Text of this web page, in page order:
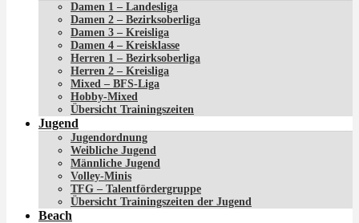
Damen 1 – Landesliga
Damen 2 – Bezirksoberliga
Damen 3 – Kreisliga
Damen 4 – Kreisklasse
Herren 1 – Bezirksoberliga
Herren 2 – Kreisliga
Mixed – BFS-Liga
Hobby-Mixed
Übersicht Trainingszeiten
Jugend
Jugendordnung
Weibliche Jugend
Männliche Jugend
Volley-Minis
TFG – Talentfördergruppe
Übersicht Trainingszeiten der Jugend
Beach